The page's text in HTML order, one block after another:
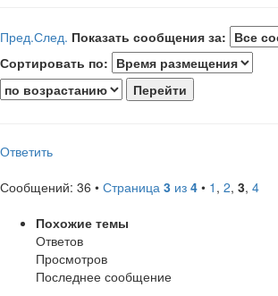
Пред.След. Показать сообщения за:
Сортировать по:
Ответить
Сообщений: 36 • Страница 3 из 4 • 1 , 2, 3, 4
Похожие темы
Ответов
Просмотров
Последнее сообщение